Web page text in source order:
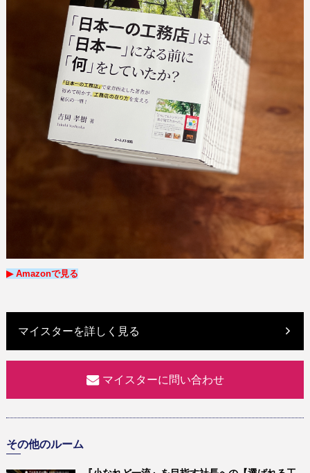
▶︎ Amazonで見る
マイスターを詳しく見る
マイスターに問い合わせ
その他のルーム